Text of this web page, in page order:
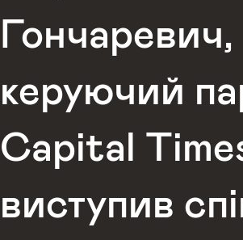
Гончаревич,
керуючий
Capital
виступив